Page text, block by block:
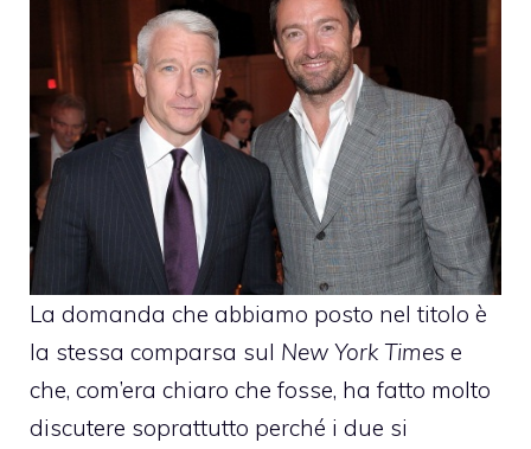
La domanda che abbiamo posto nel titolo è
la stessa comparsa sul New York Times e
che, com’era chiaro che fosse, ha fatto molto
discutere soprattutto perché i due si